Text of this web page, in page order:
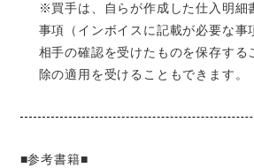
※買手は、自らが作成した仕入明細
事項（インボイスに記載が必要な事
相手の確認を受けたものを保存する
除の適用を受けることもできます。
■参考書籍■